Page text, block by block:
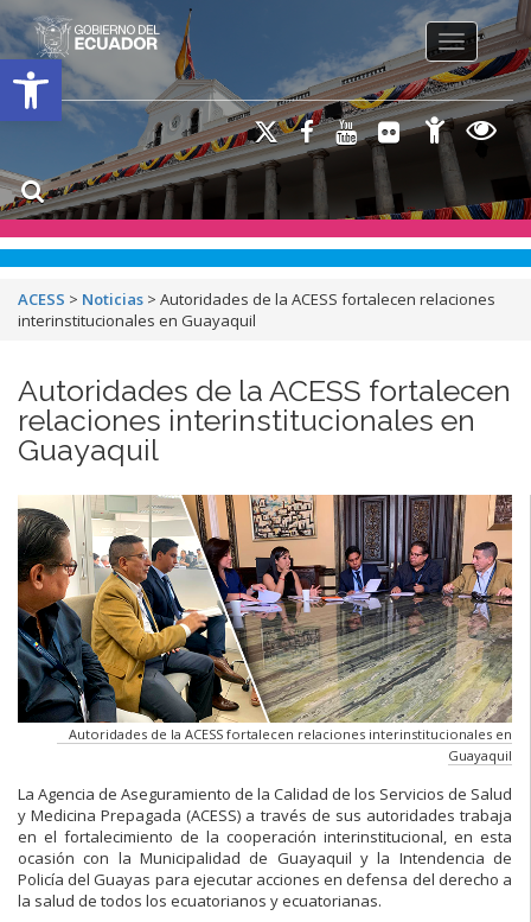
Open toolbar
Toggle
ACESS > Noticias > Autoridades de la ACESS fortalecen relaciones
interinstitucionales en Guayaquil
Autoridades de la ACESS fortalecen
relaciones interinstitucionales en
Guayaquil
Autoridades de la ACESS fortalecen relaciones interinstitucionales en
Guayaquil
La Agencia de Aseguramiento de la Calidad de los Servicios de Salud
y Medicina Prepagada (ACESS) a través de sus autoridades trabaja
en el fortalecimiento de la cooperación interinstitucional, en esta
ocasión con la Municipalidad de Guayaquil y la Intendencia de
Policía del Guayas para ejecutar acciones en defensa del derecho a
la salud de todos los ecuatorianos y ecuatorianas.